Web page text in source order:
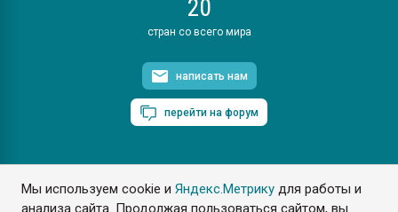
Мы используем cookie иЯндекс.Метрику для работы и
анализа сайта. Продолжая пользоваться сайтом, вы
20
стран со всего мира
написать нам
перейти на форум
ПластЭксперт © 2006. Все права защищены
Разрешается копирование материалов сайта с обязательной